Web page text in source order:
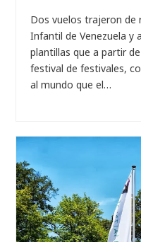
Dos vuelos trajeron de
Infantil de Venezuela y
plantillas que a partir
festival de festivales,
al mundo que el…